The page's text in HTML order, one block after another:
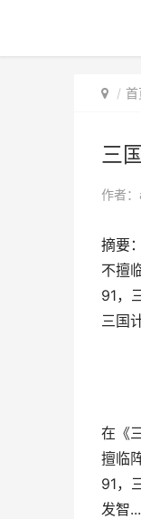
首
三
作者：
摘要
不擅
91，
三国
在《
擅临
91，
发智...